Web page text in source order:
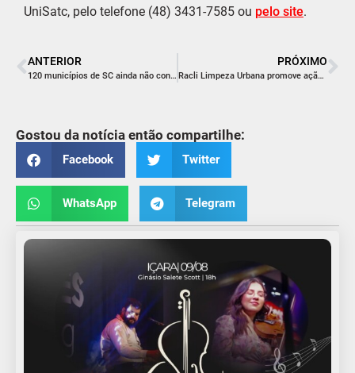
UniSatc, pelo telefone (48) 3431-7585 ou pelo site.
ANTERIOR
120 municípios de SC ainda não concluíram a integração da NFS-e nacional e podem sofrer bloqueios de transferências de recursos já em janeiro de 2026
PRÓXIMO
Racli Limpeza Urbana promove ação especial de Natal em Içara no dia 23
Gostou da notícia então compartilhe:
Facebook Twitter
WhatsApp Telegram